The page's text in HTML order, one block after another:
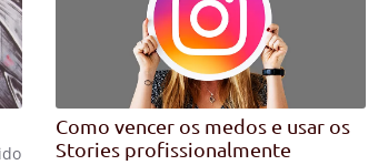
Como vencer os medos e usar os
Stories profissionalmente